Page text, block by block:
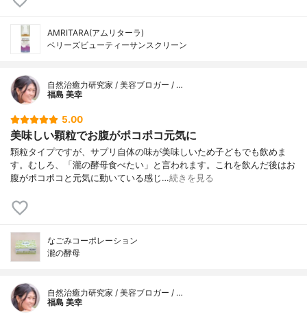
AMRITARA(アムリターラ)
ベリーズビューティーサンスクリーン
自然治癒力研究家 / 美容ブロガー / …
福島 美幸
5.00
美味しい顆粒でお腹がポコポコ元気に
顆粒タイプですが、サプリ自体の味が美味しいため子どもでも飲めま
す。むしろ、「瀧の酵母食べたい」と言われます。これを飲んだ後はお
腹がポコポコと元気に動いている感じ…続きを見る
なごみコーポレーション
瀧の酵母
自然治癒力研究家 / 美容ブロガー / …
福島 美幸